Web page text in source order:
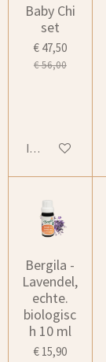
Baby Chi
set
€ 47,50
€ 56,00
In winkelwagen
Bergila -
Lavendel,
echte.
biologisc
h 10 ml
€ 15,90